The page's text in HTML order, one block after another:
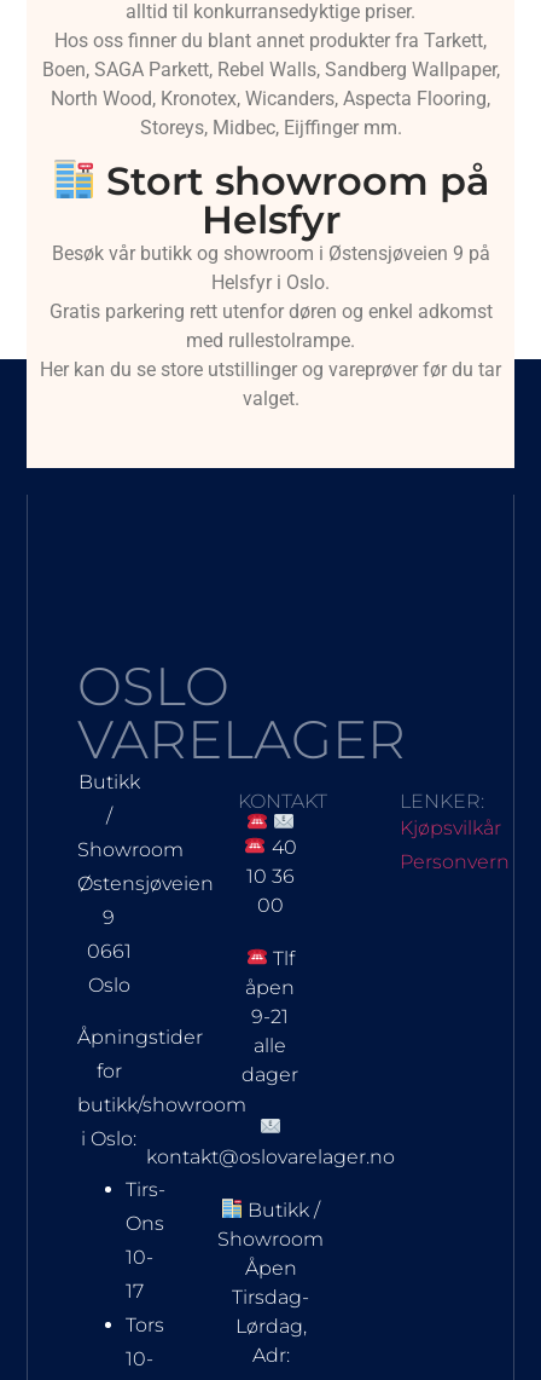
alltid til konkurransedyktige priser.
Hos oss finner du blant annet produkter fra Tarkett,
Boen, SAGA Parkett, Rebel Walls, Sandberg Wallpaper,
North Wood, Kronotex, Wicanders, Aspecta Flooring,
Storeys, Midbec, Eijffinger mm.
Stort showroom på
Helsfyr
Besøk vår butikk og showroom i Østensjøveien 9 på
Helsfyr i Oslo.
Gratis parkering rett utenfor døren og enkel adkomst
med rullestolrampe.
Her kan du se store utstillinger og vareprøver før du tar
valget.
OSLO
VARELAGER
Butikk
/
Showroom
Østensjøveien
9
0661
Oslo
Åpningstider
for
butikk/showroom
i Oslo:
Tirs-
Ons
10-
17
Tors
10-
KONTAKT
40
10 36
00
Tlf
åpen
9-21
alle
dager
kontakt@oslovarelager.no
Butikk /
Showroom
Åpen
Tirsdag-
Lørdag,
Adr:
LENKER:
Kjøpsvilkår
Personvern